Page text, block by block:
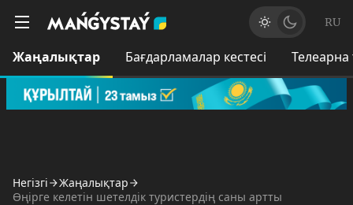
RU
Жаңалықтар Бағдарламалар кестесі
Негізгі
Жаңалықтар
Өңірге келетін шетелдік туристердің саны артты